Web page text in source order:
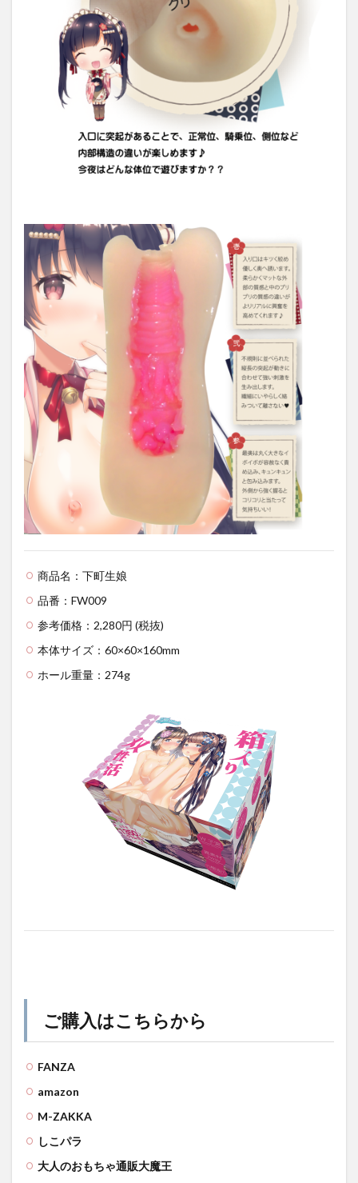
商品名：下町生娘
品番：FW009
参考価格：2,280円 (税抜)
本体サイズ：60×60×160mm
ホール重量：274g
ご購入はこちらから
FANZA
amazon
M-ZAKKA
しこパラ
大人のおもちゃ通販大魔王